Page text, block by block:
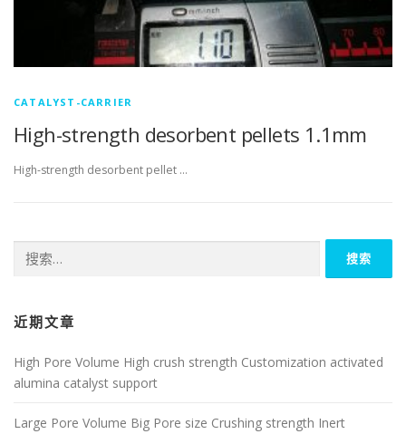
CATALYST-CARRIER
High-strength desorbent pellets 1.1mm
High-strength desorbent pellet …
索：
近期文章
High Pore Volume High crush strength Customization activated
alumina catalyst support
Large Pore Volume Big Pore size Crushing strength Inert